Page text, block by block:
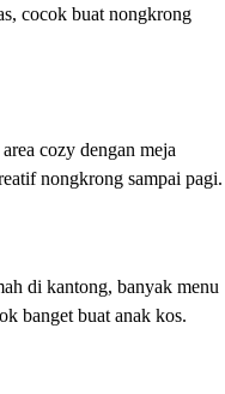
cocok buat nongkrong
cozy dengan meja
nongkrong sampai pagi.
di kantong, banyak menu
banget buat anak kos.